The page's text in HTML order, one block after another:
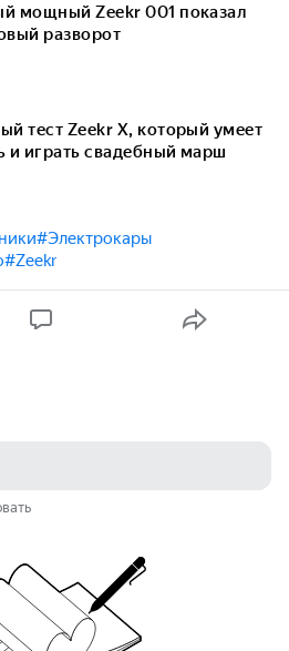
мощный Zeekr 001 показал
разворот
тест Zeekr X, который умеет
и играть свадебный марш
#Электрокары
#Zeekr